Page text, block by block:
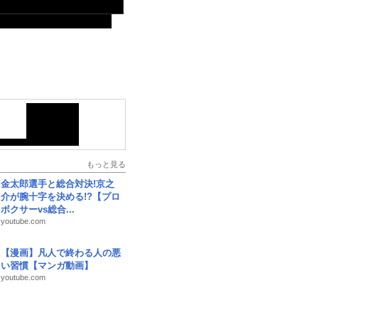
もっと見る
金太郎選手と総合対決!京之
介が腕十字を決める!?【プロ
ボクサーvs総合...
youtube.com
【漫画】凡人で終わる人の悪
い習慣【マンガ動画】
youtube.com